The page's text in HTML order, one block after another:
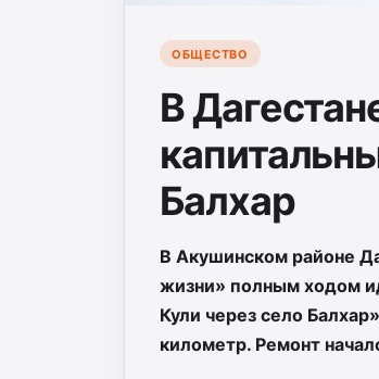
ОБЩЕСТВО
В
Балхар
В Акушинском районе
жизни» полным ходом
Кули через село
километр. Ремонт